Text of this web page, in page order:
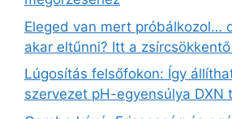
Eleged van mert próbálkozol…
akar eltűnni? Itt a
Lúgosítás felsőfokon: Így
szervezet pH-egyensúlya DXN